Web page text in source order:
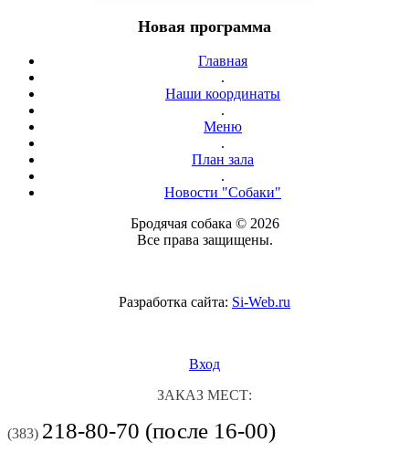
Новая программа
Главная
.
Наши координаты
.
Меню
.
План зала
.
Новости "Собаки"
Бродячая собака © 2026
Все права защищены.
Разработка сайта: Si-Web.ru
Вход
ЗАКАЗ МЕСТ:
(383) 218-80-70 (после 16-00)